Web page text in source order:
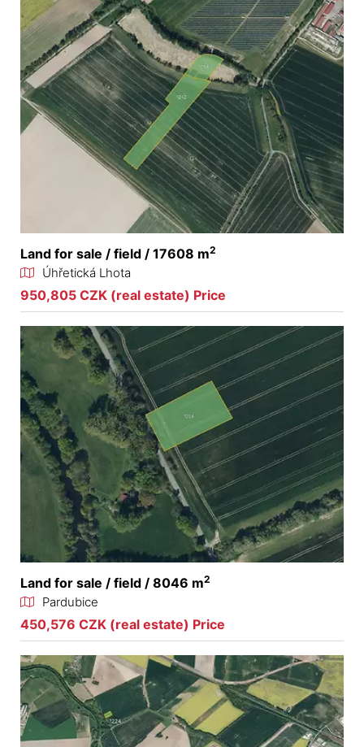
Land for sale / field / 17608 m2
Úhřetická Lhota
950,805 CZK (real estate) Price
Land for sale / field / 8046 m2
Pardubice
450,576 CZK (real estate) Price